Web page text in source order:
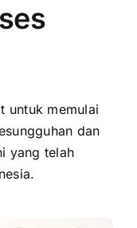
untuk memulai
dan
yang telah